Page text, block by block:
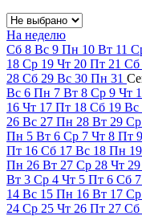
На неделю
Сб 8 Вс 9 Пн 10 Вт 11
18 Ср 19 Чт 20 Пт 21 Сб
28 Сб 29 Вс 30 Пн 31
Вс 6 Пн 7 Вт 8 Ср 9 Чт
16 Чт 17 Пт 18 Сб 19 Вс
26 Вс 27 Пн 28 Вт 29 Ср
Пн 5 Вт 6 Ср 7 Чт 8 Пт 9
Пт 16 Сб 17 Вс 18 Пн 19
Пн 26 Вт 27 Ср 28 Чт 29
Вт 3 Ср 4 Чт 5 Пт 6 Сб 7
14 Вс 15 Пн 16 Вт 17 Ср
24 Ср 25 Чт 26 Пт 27 Сб